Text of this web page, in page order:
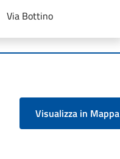
Via Bottino
Visualizza in Mappa